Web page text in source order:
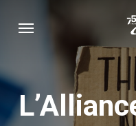
content